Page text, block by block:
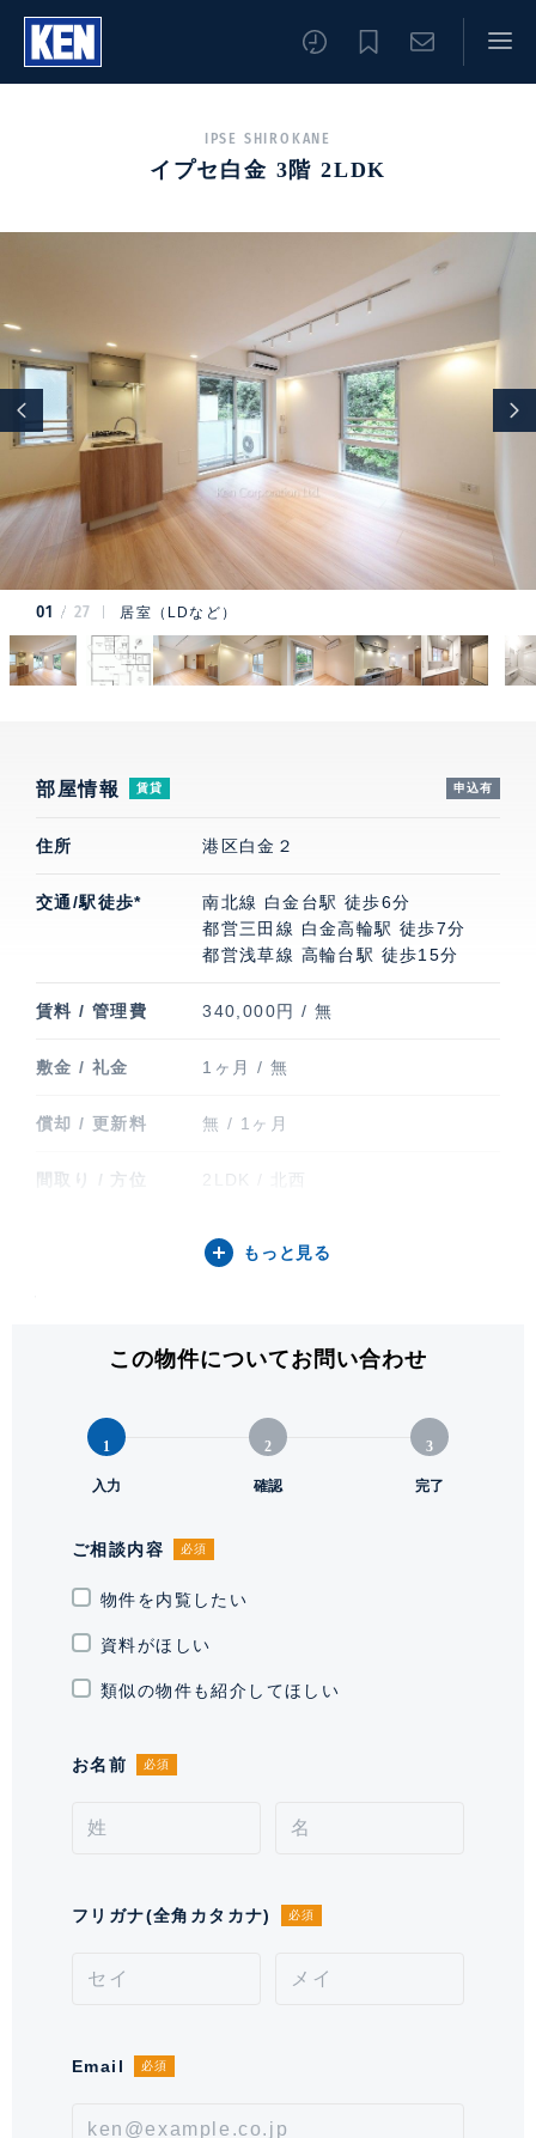
IPSE SHIROKANE
イプセ白金 3階 2LDK
01 27 居室（LDなど）
部屋情報 賃貸 申込有
住所 港区白金２
交通/駅徒歩*
南北線 白金台駅 徒歩6分
都営三田線 白金高輪駅 徒歩7分
都営浅草線 高輪台駅 徒歩15分
賃料 / 管理費 340,000円 / 無
敷金 / 礼金 1ヶ月 / 無
償却 / 更新料 無 / 1ヶ月
間取り / 方位 2LDK / 北西
48.62㎡ (14.70坪)
階建 / 所在階 地上5階建 / 3階部分
2025年7月
契約形態
契約期間（期日） 2年
40%、継続保証料:毎月月額賃料等の1%(※保証委託最
1万円。※契約型は保証会社による。
もっと見る
この物件についてお問い合わせ
1
入力
2
確認
3
完了
ご相談内容 必須
物件を内覧したい
資料がほしい
類似の物件も紹介してほしい
お名前 必須
フリガナ(全角カタカナ) 必須
Email 必須